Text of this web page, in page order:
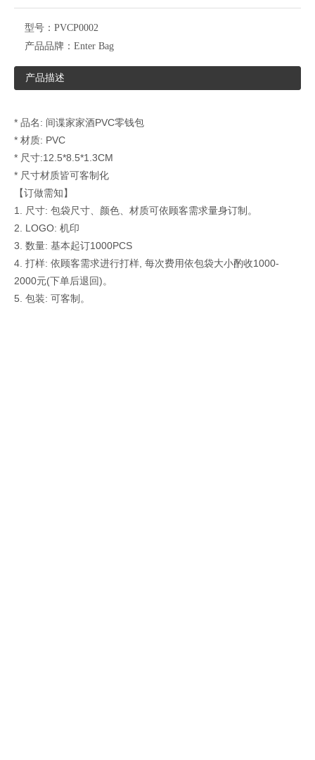
型号： PVCP0002
产品品牌： Enter Bag
产品描述
* 品名: 间谍家家酒PVC零钱包
* 材质: PVC
* 尺寸:12.5*8.5*1.3CM
* 尺寸材质皆可客制化
【订做需知】
1.
尺寸: 包袋尺寸、颜色、材质可依顾客需求量身订制。
2. LOGO: 机印
3. 数量: 基本起订1000PCS
4. 打样: 依顾客需求进行打样, 每次费用依包袋大小酌收1000-
2000元(下单后退回)。
5. 包装: 可客制 。